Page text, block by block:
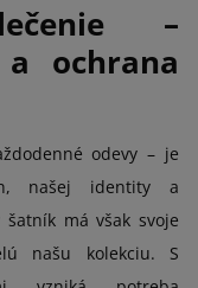
–
ochrana
odevy – je
našej identity a
má však svoje
našu kolekciu. S